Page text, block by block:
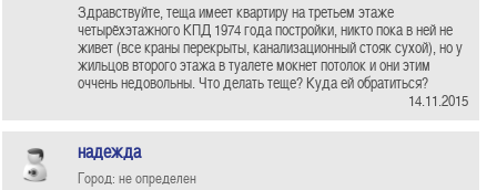
Здравствуйте, теща имеет квартиру на третьем этаже
четырёхэтажного КПД 1974 года постройки, никто пока в ней не
живет (все краны перекрыты, канализационный стояк сухой), но у
жильцов второго этажа в туалете мокнет потолок и они этим
оччень недовольны. Что делать теще? Куда ей обратиться?
14.11.2015
надежда
Город: не определен